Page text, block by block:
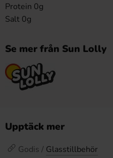
Protein 0g
Salt 0g
Se mer från Sun Lolly
Upptäck mer
Godis / Glasstillbehör